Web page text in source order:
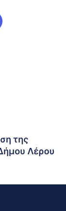
της
Λέρου